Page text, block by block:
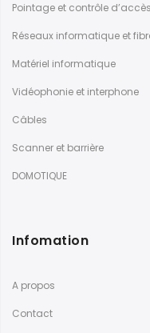
Pointage et contrôle d’accès
Réseaux informatique et
Matériel informatique
Vidéophonie et interphone
Câbles
Scanner et barrière
DOMOTIQUE
Infomation
A propos
Contact